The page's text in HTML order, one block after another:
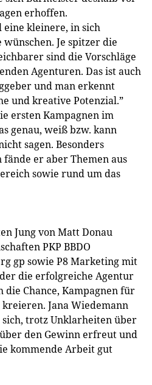
erhoffen.
kleinere, in sich
wünschen. Je spitzer die
sind die Vorschläge
Agenturen. Das ist auch
und man erkennt
und kreative Potenzial.”
ersten Kampagnen im
genau, weiß bzw. kann
sagen. Besonders
er aber Themen aus
sowie rund um das
Jung von Matt Donau
PKP BBDO
gp sowie P8 Marketing mit
die erfolgreiche Agentur
die Chance, Kampagnen für
Jana Wiedemann
sich, trotz Unklarheiten über
den Gewinn erfreut und
kommende Arbeit gut